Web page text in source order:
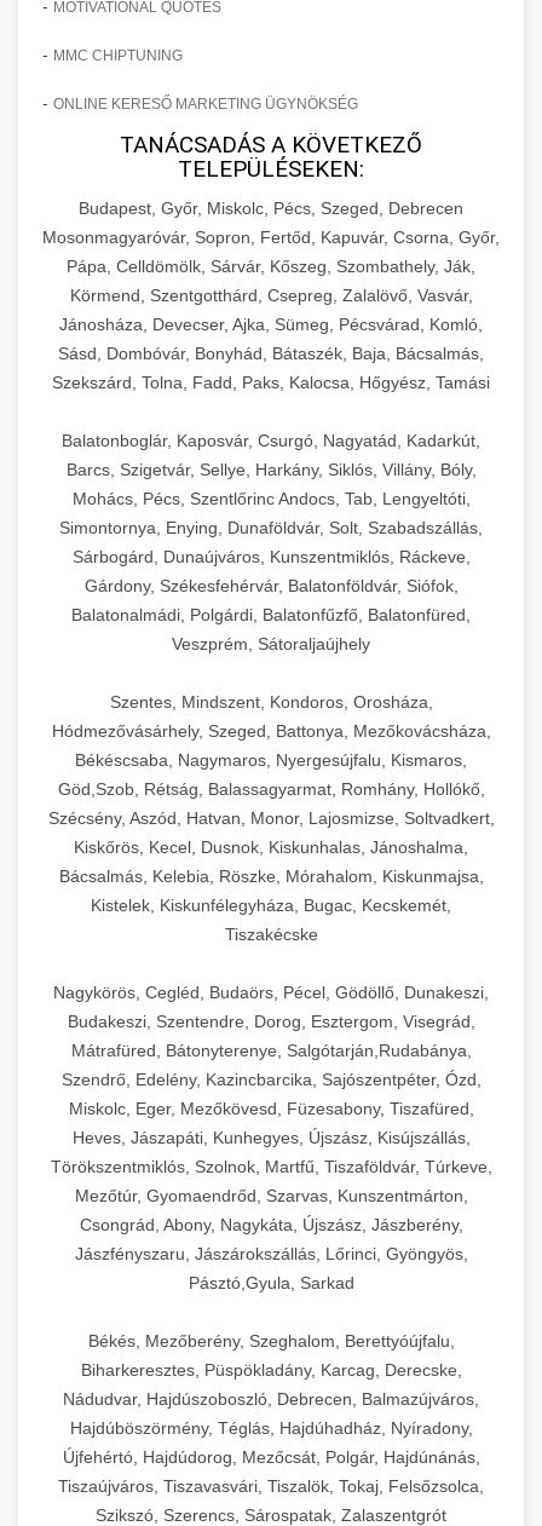
- MOTIVATIONAL QUOTES
- MMC CHIPTUNING
- ONLINE KERESŐ MARKETING ÜGYNÖKSÉG
TANÁCSADÁS A KÖVETKEZŐ
TELEPÜLÉSEKEN:
Budapest, Győr, Miskolc, Pécs, Szeged, Debrecen
Mosonmagyaróvár, Sopron, Fertőd, Kapuvár, Csorna, Győr,
Pápa, Celldömölk, Sárvár, Kőszeg, Szombathely, Ják,
Körmend, Szentgotthárd, Csepreg, Zalalövő, Vasvár,
Jánosháza, Devecser, Ajka, Sümeg, Pécsvárad, Komló,
Sásd, Dombóvár, Bonyhád, Bátaszék, Baja, Bácsalmás,
Szekszárd, Tolna, Fadd, Paks, Kalocsa, Hőgyész, Tamási
Balatonboglár, Kaposvár, Csurgó, Nagyatád, Kadarkút,
Barcs, Szigetvár, Sellye, Harkány, Siklós, Villány, Bóly,
Mohács, Pécs, Szentlőrinc Andocs, Tab, Lengyeltóti,
Simontornya, Enying, Dunaföldvár, Solt, Szabadszállás,
Sárbogárd, Dunaújváros, Kunszentmiklós, Ráckeve,
Gárdony, Székesfehérvár, Balatonföldvár, Siófok,
Balatonalmádi, Polgárdi, Balatonfűzfő, Balatonfüred,
Veszprém, Sátoraljaújhely
Szentes, Mindszent, Kondoros, Orosháza,
Hódmezővásárhely, Szeged, Battonya, Mezőkovácsháza,
Békéscsaba, Nagymaros, Nyergesújfalu, Kismaros,
Göd,Szob, Rétság, Balassagyarmat, Romhány, Hollókő,
Szécsény, Aszód, Hatvan, Monor, Lajosmizse, Soltvadkert,
Kiskőrös, Kecel, Dusnok, Kiskunhalas, Jánoshalma,
Bácsalmás, Kelebia, Röszke, Mórahalom, Kiskunmajsa,
Kistelek, Kiskunfélegyháza, Bugac, Kecskemét,
Tiszakécske
Nagykörös, Cegléd, Budaörs, Pécel, Gödöllő, Dunakeszi,
Budakeszi, Szentendre, Dorog, Esztergom, Visegrád,
Mátrafüred, Bátonyterenye, Salgótarján,Rudabánya,
Szendrő, Edelény, Kazincbarcika, Sajószentpéter, Ózd,
Miskolc, Eger, Mezőkövesd, Füzesabony, Tiszafüred,
Heves, Jászapáti, Kunhegyes, Újszász, Kisújszállás,
Törökszentmiklós, Szolnok, Martfű, Tiszaföldvár, Túrkeve,
Mezőtúr, Gyomaendrőd, Szarvas, Kunszentmárton,
Csongrád, Abony, Nagykáta, Újszász, Jászberény,
Jászfényszaru, Jászárokszállás, Lőrinci, Gyöngyös,
Pásztó,Gyula, Sarkad
Békés, Mezőberény, Szeghalom, Berettyóújfalu,
Biharkeresztes, Püspökladány, Karcag, Derecske,
Nádudvar, Hajdúszoboszló, Debrecen, Balmazújváros,
Hajdúböszörmény, Téglás, Hajdúhadház, Nyíradony,
Újfehértó, Hajdúdorog, Mezőcsát, Polgár, Hajdúnánás,
Tiszaújváros, Tiszavasvári, Tiszalök, Tokaj, Felsőzsolca,
Szikszó, Szerencs, Sárospatak, Zalaszentgrót